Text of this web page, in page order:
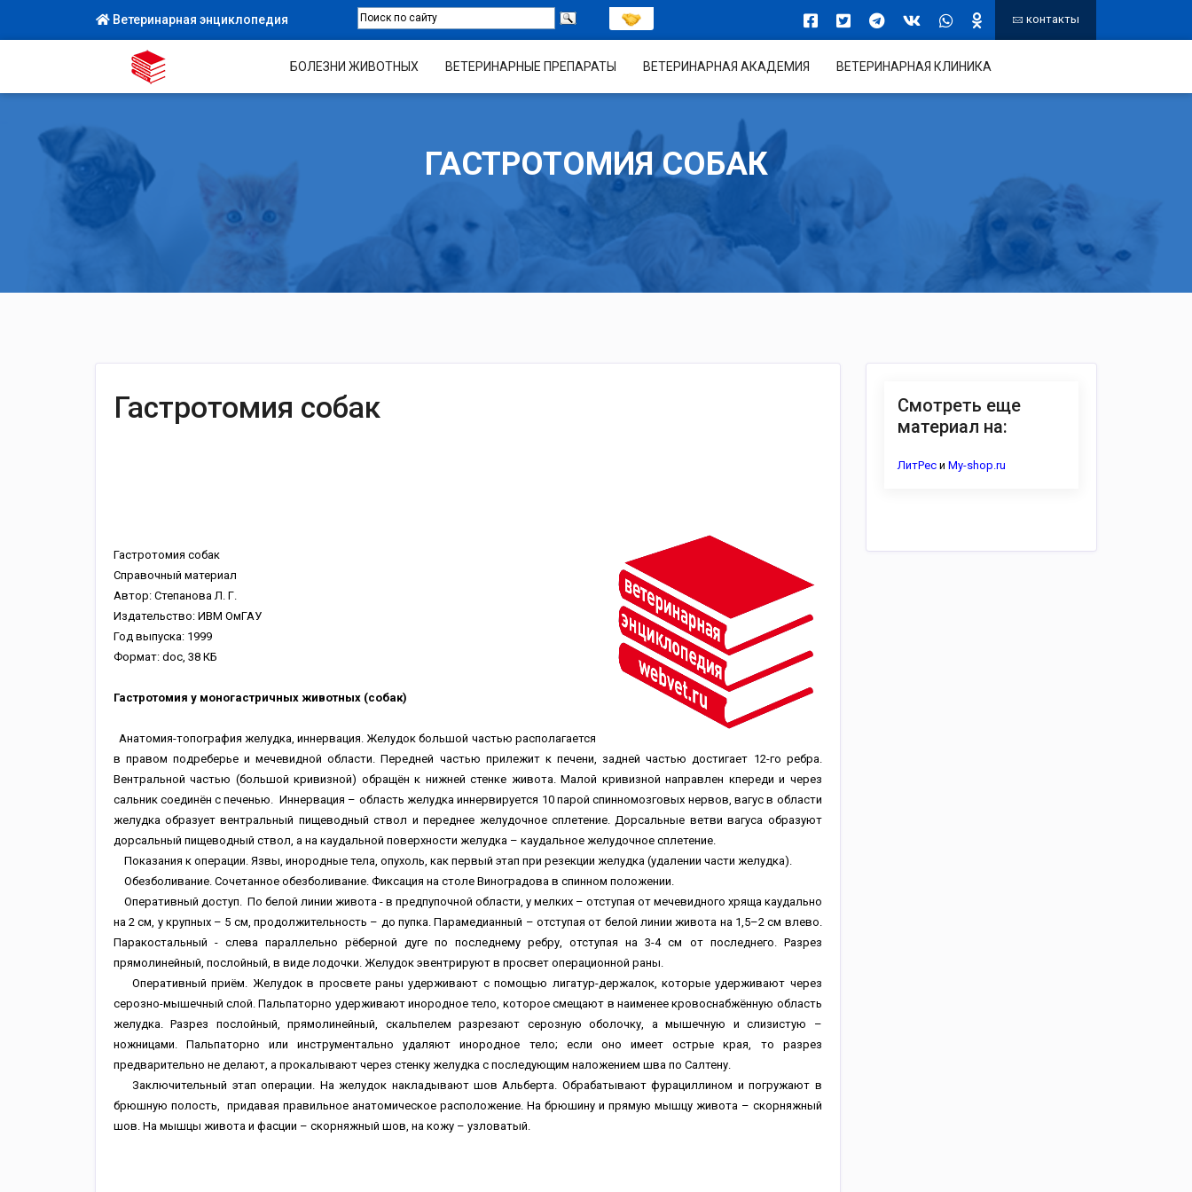
Ветеринарная энциклопедия контакты
БОЛЕЗНИ ЖИВОТНЫХ ВЕТЕРИНАРНЫЕ ПРЕПАРАТЫ ВЕТЕРИНАРНАЯ АКАДЕМИЯ ВЕТЕРИНАРНАЯ КЛИНИКА
ГАСТРОТОМИЯ СОБАК
Гастротомия собак
Гастротомия собак
Справочный материал
Автор: Степанова Л. Г.
Издательство: ИВМ ОмГАУ
Год выпуска: 1999
Формат: doc, 38 КБ
Гастротомия у моногастричных животных (собак)
Анатомия-топография желудка, иннервация. Желудок большой частью располагается
в правом подреберье и мечевидной области. Передней частью прилежит к печени, задней частью достигает 12-го ребра.
Вентральной частью (большой кривизной) обращён к нижней стенке живота. Малой кривизной направлен кпереди и через
сальник соединён с печенью. Иннервация – область желудка иннервируется 10 парой спинномозговых нервов, вагус в области
желудка образует вентральный пищеводный ствол и переднее желудочное сплетение. Дорсальные ветви вагуса образуют
дорсальный пищеводный ствол, а на каудальной поверхности желудка – каудальное желудочное сплетение.
Показания к операции. Язвы, инородные тела, опухоль, как первый этап при резекции желудка (удалении части желудка).
Обезболивание. Сочетанное обезболивание. Фиксация на столе Виноградова в спинном положении.
Оперативный доступ. По белой линии живота - в предпупочной области, у мелких – отступая от мечевидного хряща каудально
на 2 см, у крупных – 5 см, продолжительность – до пупка. Парамедианный – отступая от белой линии живота на 1,5–2 см влево.
Паракостальный - слева параллельно рёберной дуге по последнему ребру, отступая на 3-4 см от последнего. Разрез
прямолинейный, послойный, в виде лодочки. Желудок эвентрируют в просвет операционной раны.
Оперативный приём. Желудок в просвете раны удерживают с помощью лигатур-держалок, которые удерживают через
серозно-мышечный слой. Пальпаторно удерживают инородное тело, которое смещают в наименее кровоснабжённую область
желудка. Разрез послойный, прямолинейный, скальпелем разрезают серозную оболочку, а мышечную и слизистую –
ножницами. Пальпаторно или инструментально удаляют инородное тело; если оно имеет острые края, то разрез
предварительно не делают, а прокалывают через стенку желудка с последующим наложением шва по Салтену.
Заключительный этап операции. На желудок накладывают шов Альберта. Обрабатывают фурациллином и погружают в
брюшную полость, придавая правильное анатомическое расположение. На брюшину и прямую мышцу живота – скорняжный
шов. На мышцы живота и фасции – скорняжный шов, на кожу – узловатый.
Смотреть еще
материал на:
ЛитРеси My-shop.ru